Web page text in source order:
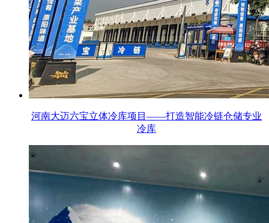
河南大迈六宝立体冷库项目——打造智能冷链仓储专业
冷库